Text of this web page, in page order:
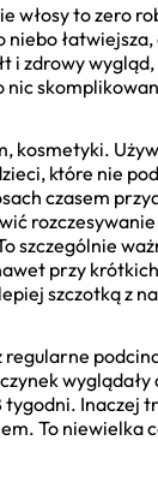
włosy to zero
niebo
i zdrowy
nic
kosmetyki.
które nie
czasem
szczególnie
przy
szczotką z
regularne
wyglądały
tygodni. Inaczej
To niewielka